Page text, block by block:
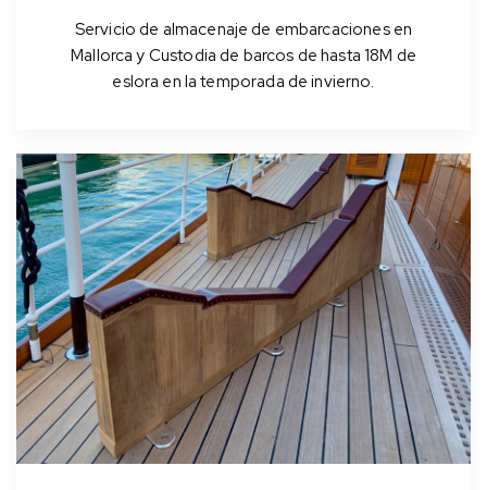
Servicio de almacenaje de embarcaciones en
Mallorca y Custodia de barcos de hasta 18M de
eslora en la temporada de invierno.